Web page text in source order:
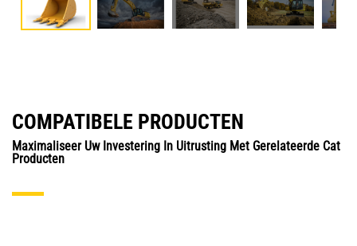
COMPATIBELE PRODUCTEN
Maximaliseer Uw Investering In Uitrusting Met Gerelateerde Cat
Producten